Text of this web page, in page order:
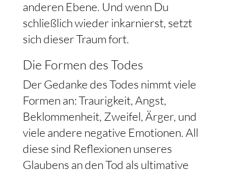
anderen Ebene. Und wenn Du
schließlich wieder inkarnierst, setzt
sich dieser Traum fort.
Die Formen des Todes
Der Gedanke des Todes nimmt viele
Formen an: Traurigkeit, Angst,
Beklommenheit, Zweifel, Ärger, und
viele andere negative Emotionen. All
diese sind Reflexionen unseres
Glaubens an den Tod als ultimative